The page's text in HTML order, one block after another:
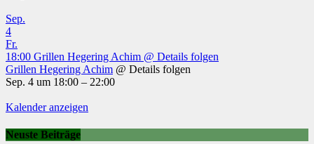
Sep.
4
Fr.
18:00 Grillen Hegering Achim @ Details folgen
Grillen Hegering Achim @ Details folgen
Sep. 4 um 18:00 – 22:00
Kalender anzeigen
Neuste Beiträge